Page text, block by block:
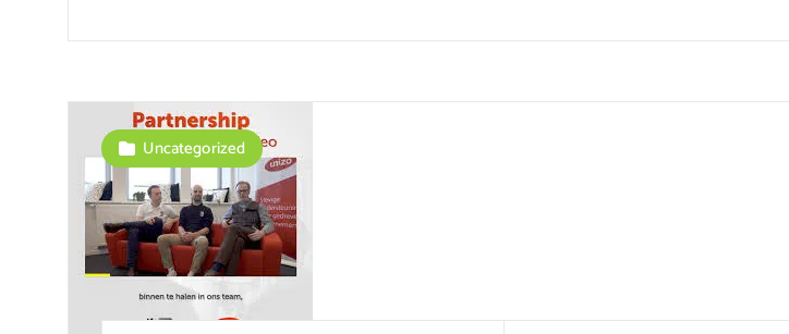
Uncategorized